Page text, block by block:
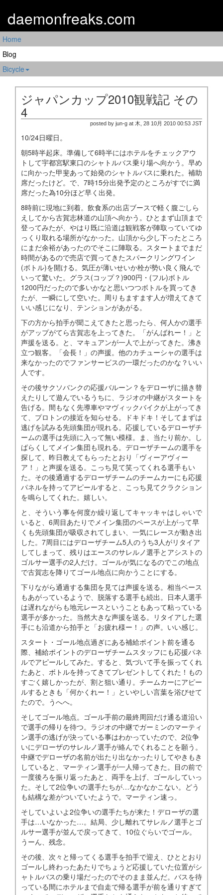
daemonfreaks.com
Home
Blog
Bicycle
ジャパンカップ2010観戦記 その
4
posted by jun-g at 木, 28 10月 2010 00:53 JST
10/24日曜日。
朝5時半起床。準備して6時半にはホテルをチェックアウ
トして宇都宮駅東口のシャトルバス乗り場へ向かう。早め
に向かった甲斐あって始発のシャトルバスに乗れた。補助
席だったけど。で、7時15分出発予定のところがすでに満
席だった為10分ほど早く出発。
8時前に現地に到着。飲食系の出店ブースで軽く腹ごしら
えしてから古賀志林道の山頂へ向かう。ひとまず山頂まで
登ってみたが、やはり既に沿道は観戦客が陣取っていてゆ
っくり取れる場所がなかった。山頂から少し下ったところ
にまだ余裕があったのでそこに陣取る。スタートまでまだ
時間があるので売店で買ってきたスパークリングワイン
(ボトル)を開ける。気圧が薄いせいか栓が勢い良く飛んで
いって驚いた。グラス(コップ？)900円・(フル)ボトル
1200円だったので多いかなと思いつつボトルを買ってき
たが、一瞬にして空いた。周りもますます人が増えてきて
いい感じになり、テンションがあがる。
下の方から拍手が聞こえてきたと思ったら、何人かの選手
がアップがてら古賀志を上ってきた。「がんばれー！」と
声援を送る。と、マキュアンが一人で上がってきた。沸き
立つ観客。「会長！」の声援。他のカチューシャの選手は
来なかったのでファンサービスの一環だったのかな？いい
人です。
その後サクソバンクの応援バルーン？をデローザに描き替
えたりして遊んでいるうちに、ラジオの中継がスタートを
告げる。間もなく先導車やマヴィックバイクが上がってき
て、プロトンの接近を知らせる。ドキドキ！そしてまずは
逃げを試みる先頭集団が現れる。応援しているデローザチ
ームの選手は先頭に入って無い模様。ま、当たり前か。し
ばらくしてメイン集団も現れる。デローザチームの選手を
探して、昨日教えてもらったとおり「ヴィーアヴィー
ア！」と声援を送る。こっち見て笑ってくれる選手もい
た。その後通過するデローザチームのチームカーにも応援
パネルを持ってアピールすると、こっち見てクラクション
を鳴らしてくれた。嬉しい。
と、そういう事を何度か繰り返してキャッキャはしゃいで
いると、6周目あたりでメイン集団のペースが上がって早
くも先頭集団が吸収されてしまい、一気にレースが動き出
した。7周目にはデローザチーム5人のうち3人がリタイア
してしまって、残りはエースのサレルノ選手とアシストの
ゴルサー選手の2人だけ。ゴールが気になるのでこの地点
で古賀志を降りてゴール地点に向かうことにする。
下りながら通過する集団を見ては声援を送る。相当ペース
もあがっているようで、脱落する選手も続出。日本人選手
は遅れながらも地元レースということもあって粘っている
選手が多かった。当然大きな声援を送る。リタイアした選
手にも沿道から拍手と「お疲れ様ー！」の声。いい感じ。
スタート・ゴール地点過ぎにある補給ポイント前を通る
際、補給ポイントのデローザチームスタッフにも応援パネ
ルでアピールしてみた。すると、気づいて手を振ってくれ
たあと、ボトルを持ってきてプレゼントしてくれた！もの
すごく嬉しかったが、割と狙い通り。チームカーにアピー
ルするときも「何かくれー！」といやしい言葉を浴びせて
たので。うへへ。
そしてゴール地点。ゴール手前の最終周回だけ通る道沿い
で選手の帰りを待つ。ラジオの中継でガーミンのマーティ
ン選手の逃げが決っている事はわかっていたので、2位争
いにデローザのサレルノ選手が絡んでくれることを願う。
中継でデローザの名前が出たり出なかったりしてやきもき
していると、マーティン選手が一人帰ってきた。目の前で
一度後ろを振り返ったあと、両手を上げ、ゴールしていっ
た。そして2位争いの選手たちが…なかなかこない。どう
も結構な差がついていたようで。マーティン速っ。
そしていよいよ2位争いの選手たちが来た！デローザの選
手は…いなかった…。結局、少し離れてサレルノ選手とゴ
ルサー選手が並んで戻ってきて、10位ぐらいでゴール。
うーん、残念。
その後、次々と帰ってくる選手を拍手で迎え、ひととおり
ゴールし終わったあたりでちょうど応援していた位置がシ
ャトルバスの乗り場だったのでそのまま並んだ。バスを待
っている間にホテルまで自走で帰る選手が前を通りすぎて